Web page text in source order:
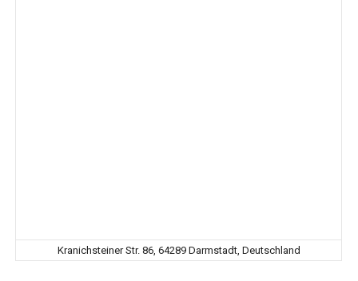
Kranichsteiner Str. 86, 64289 Darmstadt, Deutschland